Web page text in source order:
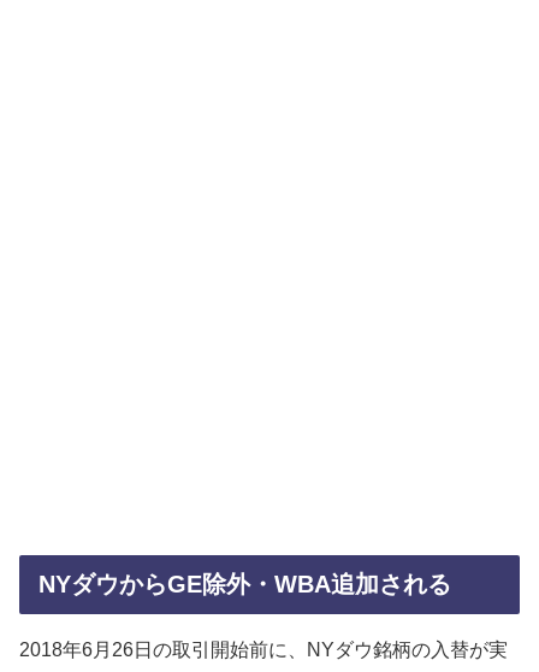
NYダウからGE除外・WBA追加される
2018年6月26日の取引開始前に、NYダウ銘柄の入替が実